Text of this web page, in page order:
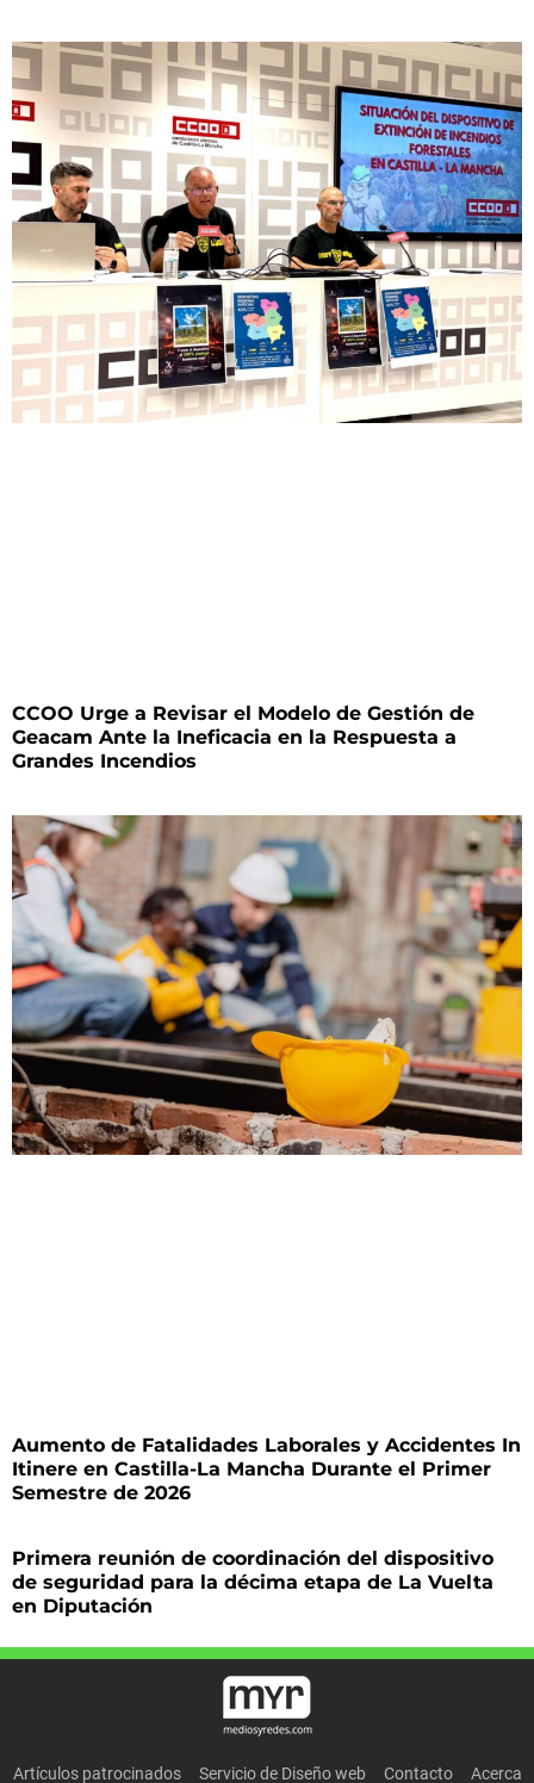
CCOO Urge a Revisar el Modelo de Gestión de
Geacam Ante la Ineficacia en la Respuesta a
Grandes Incendios
Aumento de Fatalidades Laborales y Accidentes In
Itinere en Castilla-La Mancha Durante el Primer
Semestre de 2026
Primera reunión de coordinación del dispositivo
de seguridad para la décima etapa de La Vuelta
en Diputación
Artículos patrocinados Servicio de Diseño web Contacto Acerca